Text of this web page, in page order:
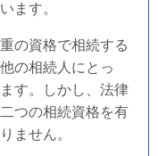
ます。
の資格で相続する
の相続人にとっ
す。しかし、法律
つの相続資格を有
ません。